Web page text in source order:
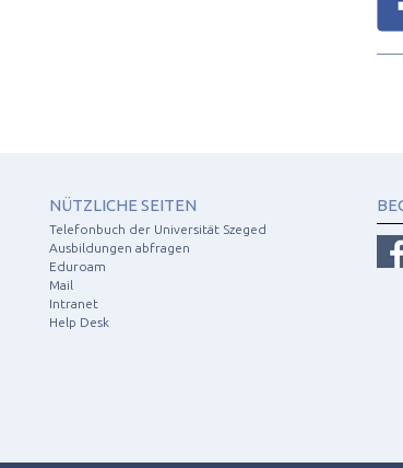
NÜTZLICHE SEITEN
Telefonbuch der Universität Szeged
Ausbildungen abfragen
Eduroam
Mail
Intranet
Help Desk